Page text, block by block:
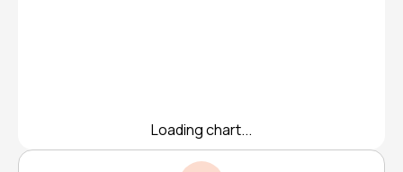
Loading chart...